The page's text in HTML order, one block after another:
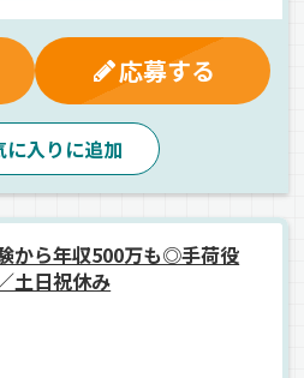
金 家族手当
雇用保険
無事故手当
マイカー通勤可
交通費支給 賞与
昇給
工業製品 建材
応募する
に入りに追加
から年収500万も◎手荷役
土日祝休み